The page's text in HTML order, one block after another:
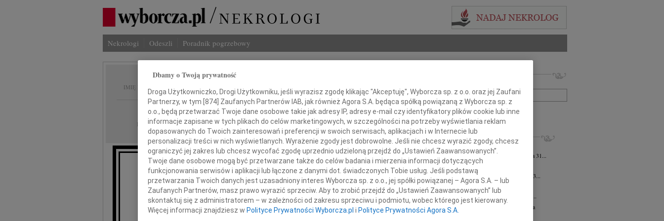
Nekrologi Odeszli Poradnik pogrzebowy
IMIĘ I NAZWISKO: Leszek Ceremużynski
REGION: cała Polska
DATA EMISJI: 28.11.2009
W dniu 26 listopada 2009 roku
zmarł w wieku 77 lat
+ szukanie zaawansowane
INNE NEKROLOGI
Marek Pliszkiewicz07.08.2026cała Polska
Z głębokim smutkiem zawiadamiamy, że dnia 31...
Tadeusz Kotłowski
Z wielkim smutkiem zawiadamiamy, że dnia 3...
Eugeniusz Butruk
07.08.2026
Żegnamy z poczuciem nieodżałowanej straty...
Andrzej Morozowski
06.08.2026
cała Polska
Dnia 4 sierpnia 2026 roku zmarł Andrzej...
Dbamy o Twoją prywatność
Droga Użytkowniczko, Drogi Użytkowniku, jeśli wyrazisz zgodę klikając "Akceptuję", Wyborcza sp. z o.o. oraz jej Zaufani
Partnerzy, w tym [ 874 ] Zaufanych Partnerów IAB, jak również Agora S.A. będąca spółką powiązaną z Wyborcza sp. z
o.o., będą przetwarzać Twoje dane osobowe takie jak adresy IP, adresy e-mail czy identyfikatory plików cookie lub inne
informacje zapisane w tych plikach do celów marketingowych, w szczególności na potrzeby wyświetlania reklam
dopasowanych do Twoich zainteresowań i preferencji w swoich serwisach, aplikacjach i w Internecie lub
personalizacji treści w nich wyświetlanych. Wyrażenie zgody jest dobrowolne. Jeśli nie chcesz wyrazić zgody, chcesz
ograniczyć jej zakres lub chcesz wycofać zgodę uprzednio udzieloną przejdź do „Ustawień Zaawansowanych”.
Twoje dane osobowe mogą być przetwarzane także do celów badania i mierzenia informacji dotyczących
funkcjonowania serwisów i aplikacji lub łączone z danymi dot. świadczonych Tobie usług. Jeśli podstawą
przetwarzania Twoich danych jest uzasadniony interes Wyborcza sp. z o.o., jej spółki powiązanej – Agora S.A. – lub
Zaufanych Partnerów, masz prawo wyrazić sprzeciw. Aby to zrobić przejdź do „Ustawień Zaawansowanych” lub
skontaktuj się z administratorem – w zależności od zakresu sprzeciwu i podmiotu, wobec którego jest kierowany.
Więcej informacji znajdziesz w Polityce Prywatności Wyborcza.pl i Polityce Prywatności Agora S.A.